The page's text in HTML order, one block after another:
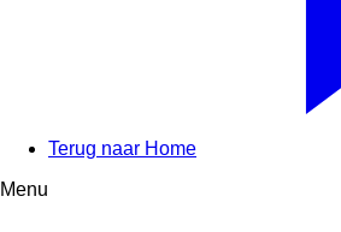
Terug naar Home
Menu